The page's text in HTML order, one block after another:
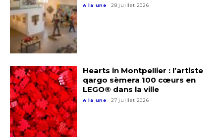
A la une 28 juillet 2026
Hearts in Montpellier : l’artiste
qargo sèmera 100 cœurs en
LEGO® dans la ville
A la une 27 juillet 2026